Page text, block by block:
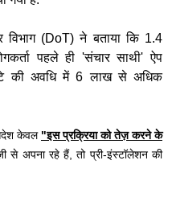
विभाग (DoT) ने बताया कि 1.4
पहले ही 'संचार साथी' ऐप
की अवधि में 6 लाख से अधिक
केवल "इस प्रक्रिया को तेज़ करने के
अपना रहे हैं, तो प्री-इंस्टॉलेशन की